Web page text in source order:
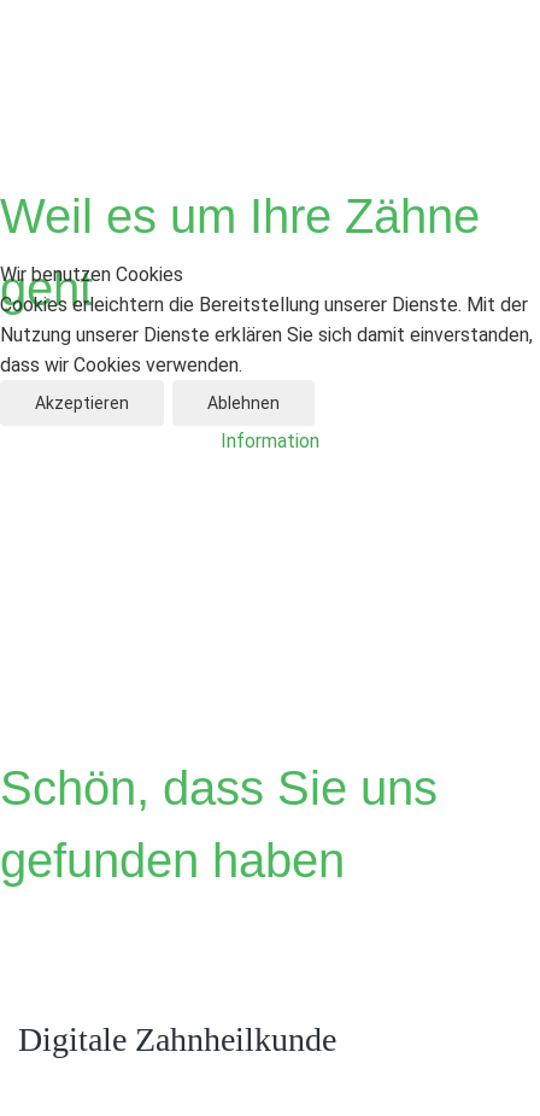
Weil es um Ihre Zähne
geht
Zahnärzte
Schön, dass Sie uns
gefunden haben
Digitale Zahnheilkunde
Wir benutzen Cookies
Cookies erleichtern die Bereitstellung unserer Dienste. Mit der
Nutzung unserer Dienste erklären Sie sich damit einverstanden,
dass wir Cookies verwenden.
Akzeptieren Ablehnen
Information